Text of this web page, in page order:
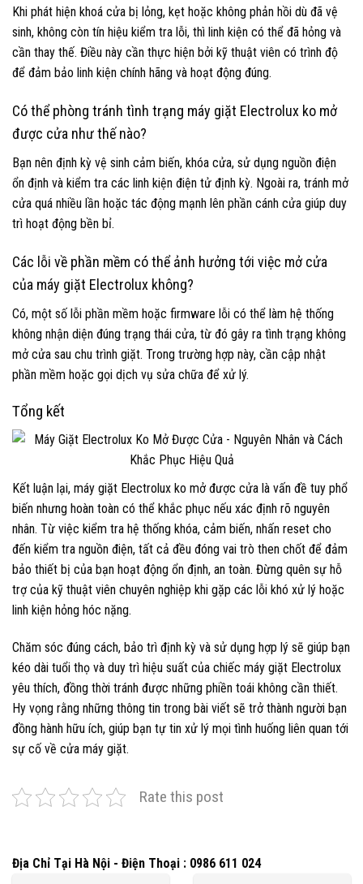
Khi phát hiện khoá cửa bị lỏng, kẹt hoặc không phản hồi dù đã vệ
sinh, không còn tín hiệu kiểm tra lỗi, thì linh kiện có thể đã hỏng và
cần thay thế. Điều này cần thực hiện bởi kỹ thuật viên có trình độ
để đảm bảo linh kiện chính hãng và hoạt động đúng.
Có thể phòng tránh tình trạng máy giặt Electrolux ko mở
được cửa như thế nào?
Bạn nên định kỳ vệ sinh cảm biến, khóa cửa, sử dụng nguồn điện
ổn định và kiểm tra các linh kiện điện tử định kỳ. Ngoài ra, tránh mở
cửa quá nhiều lần hoặc tác động mạnh lên phần cánh cửa giúp duy
trì hoạt động bền bỉ.
Các lỗi về phần mềm có thể ảnh hưởng tới việc mở cửa
của máy giặt Electrolux không?
Có, một số lỗi phần mềm hoặc firmware lỗi có thể làm hệ thống
không nhận diện đúng trạng thái cửa, từ đó gây ra tình trạng không
mở cửa sau chu trình giặt. Trong trường hợp này, cần cập nhật
phần mềm hoặc gọi dịch vụ sửa chữa để xử lý.
Tổng kết
Kết luận lại, máy giặt Electrolux ko mở được cửa là vấn đề tuy phổ
biến nhưng hoàn toàn có thể khắc phục nếu xác định rõ nguyên
nhân. Từ việc kiểm tra hệ thống khóa, cảm biến, nhấn reset cho
đến kiểm tra nguồn điện, tất cả đều đóng vai trò then chốt để đảm
bảo thiết bị của bạn hoạt động ổn định, an toàn. Đừng quên sự hỗ
trợ của kỹ thuật viên chuyên nghiệp khi gặp các lỗi khó xử lý hoặc
linh kiện hỏng hóc nặng.
Chăm sóc đúng cách, bảo trì định kỳ và sử dụng hợp lý sẽ giúp bạn
kéo dài tuổi thọ và duy trì hiệu suất của chiếc máy giặt Electrolux
yêu thích, đồng thời tránh được những phiền toái không cần thiết.
Hy vọng rằng những thông tin trong bài viết sẽ trở thành người bạn
đồng hành hữu ích, giúp bạn tự tin xử lý mọi tình huống liên quan tới
sự cố về cửa máy giặt.
Rate this post
Địa Chỉ Tại Hà Nội - Điện Thoại : 0986 611 024